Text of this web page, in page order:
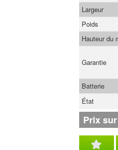
Largeur
Poids
Hauteur du
Garantie
Batterie
État
Prix